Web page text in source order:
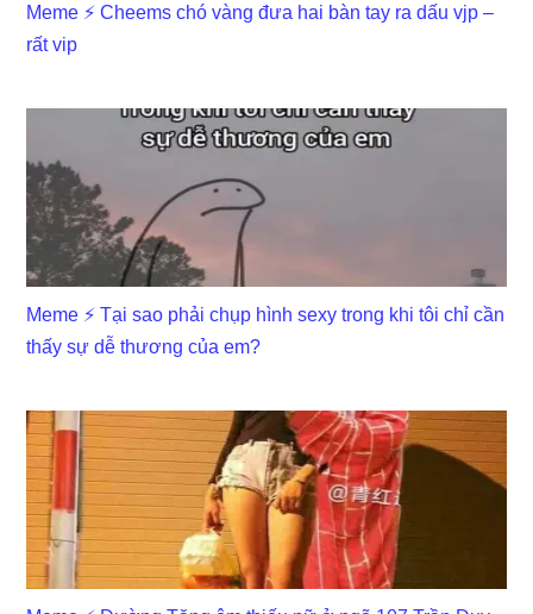
Meme ⚡ Cheems chó vàng đưa hai bàn tay ra dấu vjp –
rất vip
Meme ⚡ Tại sao phải chụp hình sexy trong khi tôi chỉ cần
thấy sự dễ thương của em?